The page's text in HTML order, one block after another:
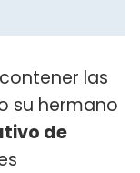
las
su hermano
de